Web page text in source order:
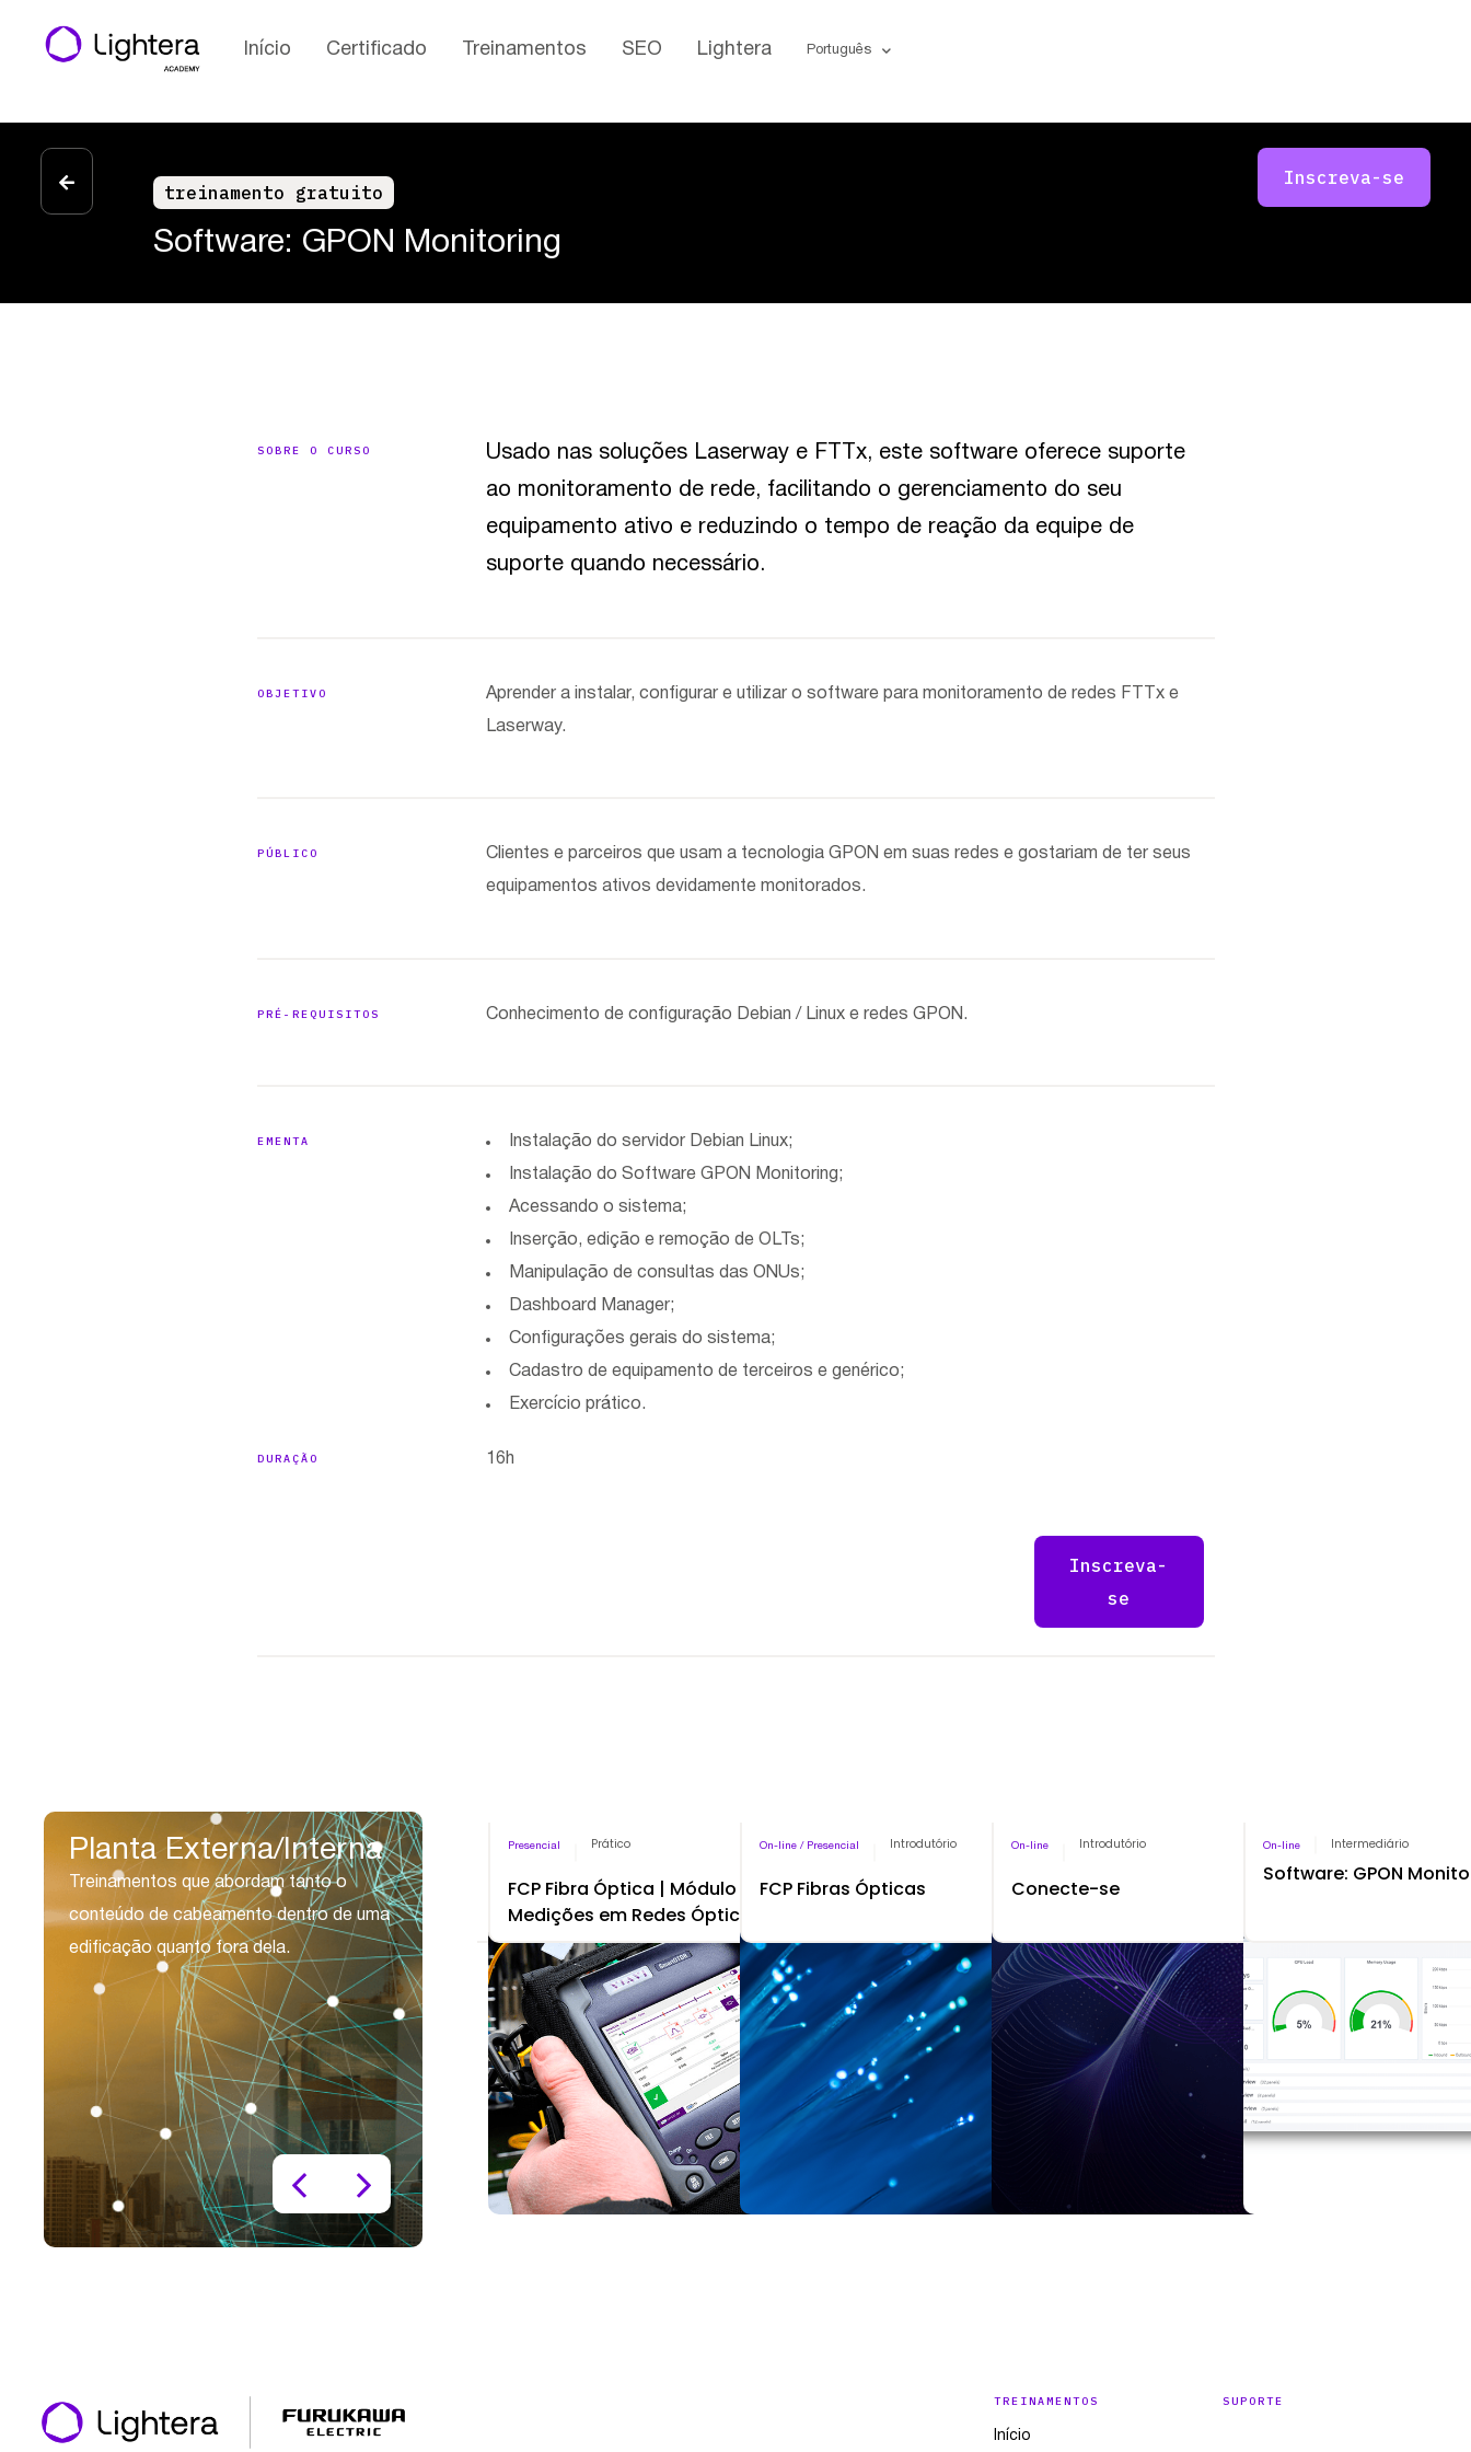
Início Certificado Treinamentos SEO Lightera Português
treinamento gratuito
Software: GPON Monitoring
Inscreva-se
SOBRE O CURSO
Usado nas soluções Laserway e FTTx, este software oferece suporte
ao monitoramento de rede, facilitando o gerenciamento do seu
equipamento ativo e reduzindo o tempo de reação da equipe de
suporte quando necessário.
OBJETIVO Aprender a instalar, configurar e utilizar o software para monitoramento de redes FTTx e
Laserway.
PÚBLICO Clientes e parceiros que usam a tecnologia GPON em suas redes e gostariam de ter seus
equipamentos ativos devidamente monitorados.
PRÉ-REQUISITOS Conhecimento de configuração Debian / Linux e redes GPON.
EMENTA Instalação do servidor Debian Linux;
Instalação do Software GPON Monitoring;
Acessando o sistema;
Inserção, edição e remoção de OLTs;
Manipulação de consultas das ONUs;
Dashboard Manager;
Configurações gerais do sistema;
Cadastro de equipamento de terceiros e genérico;
Exercício prático.
DURAÇÃO 16h
Inscreva-
se
Planta Externa/Interna
Treinamentos que abordam tanto o
conteúdo de cabeamento dentro de uma
edificação quanto fora dela.
On-line / Presencial Intermediário Pago
Gestão de Infraestrutura de
Redes
On-line / Presencial Avançado Pago
Professional
Presencial Prático Pago
FCP Fibra Óptica | Módulo
Medições em Redes Ópticas
On-line / Presencial Introdutório Pago
FCP Fibras Ópticas
On-line Introdutório Pago
Conecte-se
On-line Intermediário
Software: GPON
TREINAMENTOS
Início
SUPORTE